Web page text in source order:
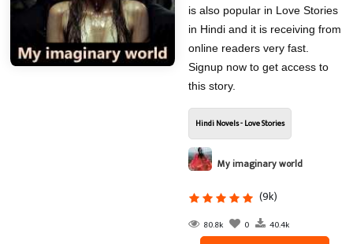
is also popular in Love Stories
in Hindi and it is receiving from
online readers very fast.
Signup now to get access to
this story.
Hindi Novels - Love Stories
My imaginary world
(9k)
80.8k 0 40.4k